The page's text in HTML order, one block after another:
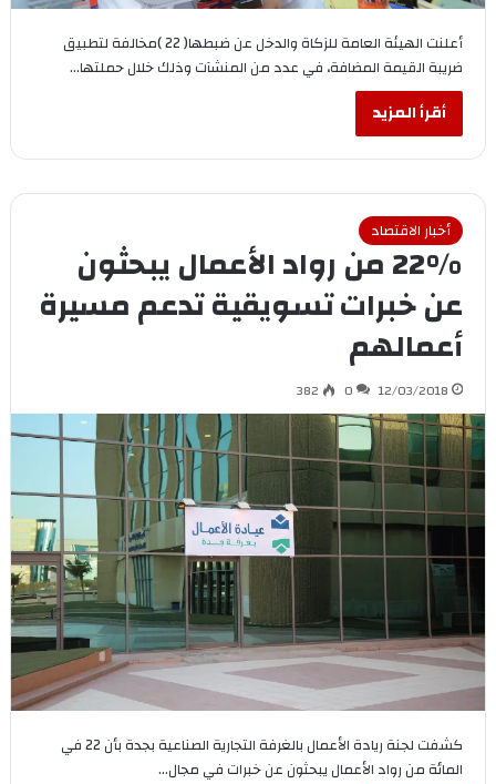
أعلنت الهيئة العامة للزكاة والدخل عن ضبطها( 22 )مخالفة لتطبيق
ضريبة القيمة المضافة، في عدد من المنشآت وذلك خلال حملتها…
أقرأ المزيد
أخبار الاقتصاد
22% من رواد الأعمال يبحثون
عن خبرات تسويقية تدعم مسيرة
أعمالهم
12/03/2018
0
382
كشفت لجنة ريادة الأعمال بالغرفة التجارية الصناعية بجدة بأن 22 في
المائة من رواد الأعمال يبحثون عن خبرات في مجال…